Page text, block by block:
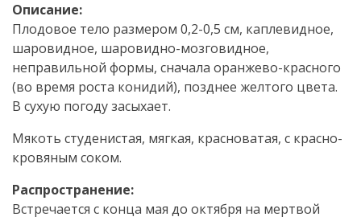
Описание:
Плодовое тело размером 0,2-0,5 см, каплевидное,
шаровидное, шаровидно-мозговидное,
неправильной формы, сначала оранжево-красного
(во время роста конидий), позднее желтого цвета.
В сухую погоду засыхает.
Мякоть студенистая, мягкая, красноватая, с красно-
кровяным соком.
Распространение:
Встречается с конца мая до октября на мертвой